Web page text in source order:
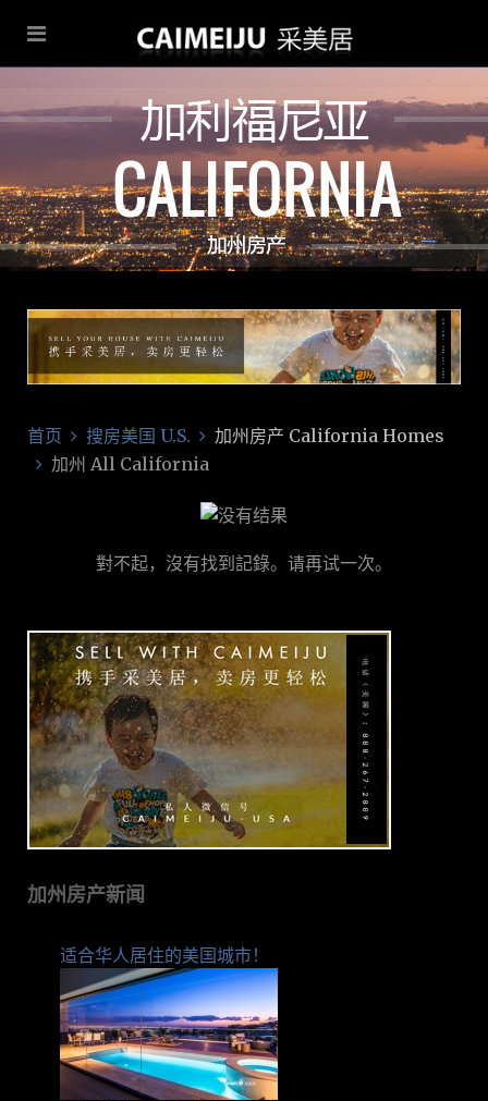
首页 搜房美国 U.S.
加州房产 California Homes
加州 All California
對不起，沒有找到記錄。请再试一次。
加州房产新闻
适合华人居住的美国城市！